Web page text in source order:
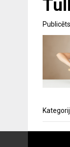
Publicēts